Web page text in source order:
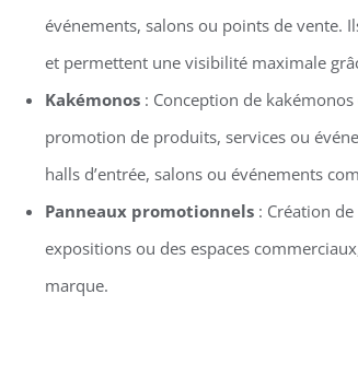
événements, salons ou points de vente.
et permettent une visibilité maximale
Kakémonos : Conception de
promotion de produits, services ou
halls d’entrée, salons ou événements
Panneaux promotionnels : Création
expositions ou des espaces
marque.